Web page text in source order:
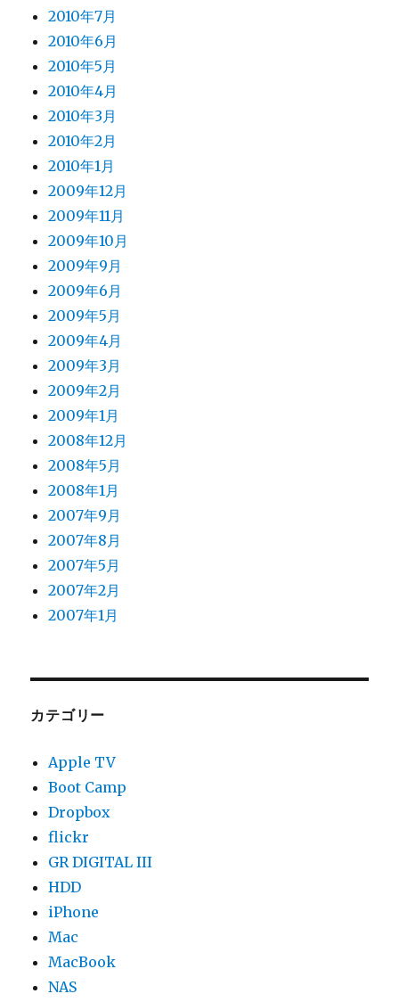
2010年7月
2010年6月
2010年5月
2010年4月
2010年3月
2010年2月
2010年1月
2009年12月
2009年11月
2009年10月
2009年9月
2009年6月
2009年5月
2009年4月
2009年3月
2009年2月
2009年1月
2008年12月
2008年5月
2008年1月
2007年9月
2007年8月
2007年5月
2007年2月
2007年1月
カテゴリー
Apple TV
Boot Camp
Dropbox
flickr
GR DIGITAL III
HDD
iPhone
Mac
MacBook
NAS